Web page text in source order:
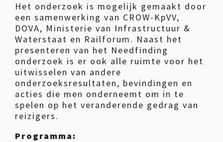
Het onderzoek is mogelijk gemaakt door
een samenwerking van CROW-KpVV,
DOVA, Ministerie van Infrastructuur &
Waterstaat en Railforum. Naast het
presenteren van het Needfinding
onderzoek is er ook alle ruimte voor het
uitwisselen van andere
onderzoeksresultaten, bevindingen en
acties die men onderneemt om in te
spelen op het veranderende gedrag van
reizigers.
Programma: